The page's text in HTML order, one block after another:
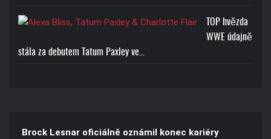
TOP hvězda
WWE údajně
stála za debutem Tatum Paxley ve…
Brock Lesnar oficiálně oznámil konec kariéry